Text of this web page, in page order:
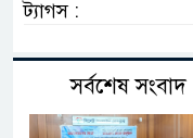
ট্যাগস :
সর্বশেষ সংবাদ